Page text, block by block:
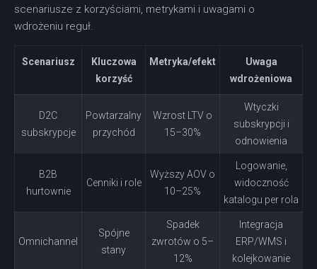
scenariusze z korzyściami, metrykami i uwagami o
wdrożeniu reguł.
Scenariusz
Kluczowa
korzyść
Metryka/efekt
Uwaga
wdrożeniowa
D2C
subskrypcje
Powtarzalny
przychód
Wzrost LTV o
15–30%
Wtyczki
subskrypcji i
odnowienia
B2B
hurtownie
Cenniki i role
Wyższy AOV o
10–25%
Logowanie,
widoczność
katalogu per rola
Omnichannel
Spójne
stany
Spadek
zwrotów o 5–
12%
Integracja
ERP/WMS i
kolejkowanie